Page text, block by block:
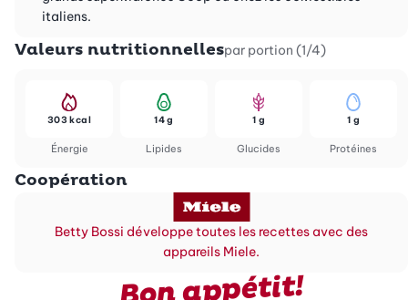
italiens.
Valeurs nutritionnellespar portion (1/4)
Énergie
303 kcal
Lipides
14 g
Glucides
1 g
Protéines
1 g
Coopération
Betty Bossi développe toutes les recettes avec des
appareils Miele.